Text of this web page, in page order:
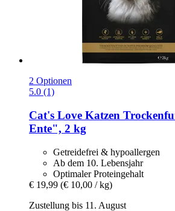
2 Optionen
5.0 (1)
Cat's Love Katzen
Ente", 2 kg
Getreidefrei & hypoallergen
Ab dem 10. Lebensjahr
Optimaler Proteingehalt
€ 19,99 (€ 10,00 / kg)
Zustellung bis 11. August